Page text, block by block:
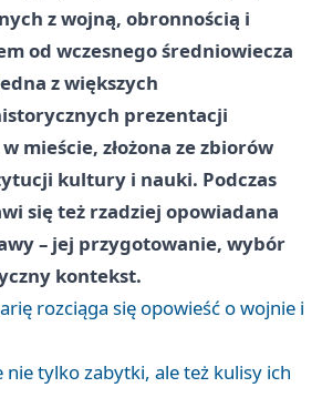
z wojną, obronnością i
od wczesnego średniowiecza
z większych
prezentacji
mieście, złożona ze zbiorów
kultury i nauki. Podczas
się też rzadziej opowiadana
– jej przygotowanie, wybór
kontekst.
rozciąga się opowieść o wojnie i
tylko zabytki, ale też kulisy ich